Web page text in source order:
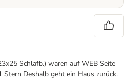
Schlafb.) waren auf WEB Seite
Deshalb geht ein Haus zurück.